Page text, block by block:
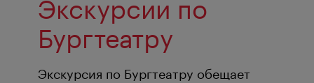
Экскурсии по
Бургтеатру
Экскурсия по Бургтеатру обещает